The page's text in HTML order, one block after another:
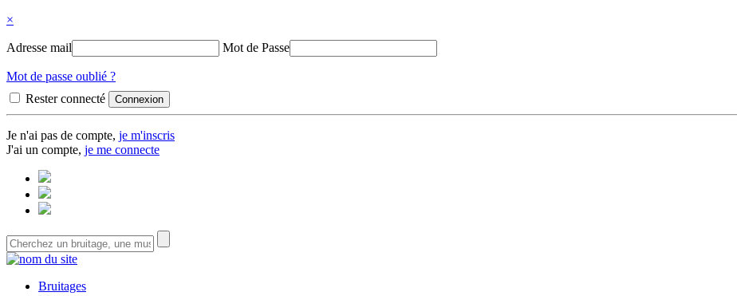
×
Adresse mail Mot de Passe
Mot de passe oublié ?
Rester connecté
Je n'ai pas de compte, je m'inscris
J'ai un compte, je me connecte
Bruitages